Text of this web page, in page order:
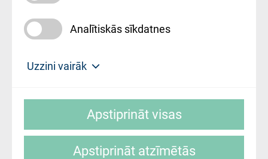
Analītiskās sīkdatnes
Uzzini vairāk
slimnīca, turpmāk – Pārzinis, sīkdatņu
Apstiprināt visas
Apstiprināt atzīmētās